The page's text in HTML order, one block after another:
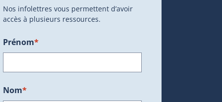
Nos infolettres vous permettent d’avoir
accès à plusieurs ressources.
Prénom*
Nom*